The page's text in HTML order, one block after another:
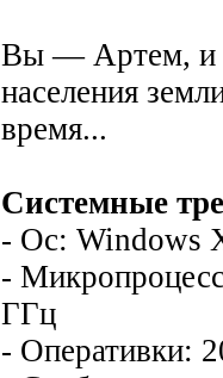
Вы — Артем, и
населения
время...
Системные
- Ос: Windows
-
ГГц
- Оперативки: